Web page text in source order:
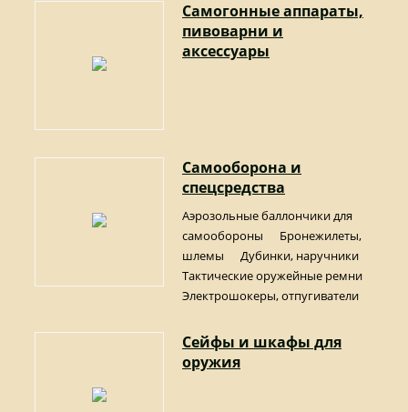
Самогонные аппараты,
пивоварни и
аксессуары
Самооборона и
спецсредства
Аэрозольные баллончики для
самообороны
Бронежилеты,
шлемы
Дубинки, наручники
Тактические оружейные ремни
Электрошокеры, отпугиватели
Сейфы и шкафы для
оружия